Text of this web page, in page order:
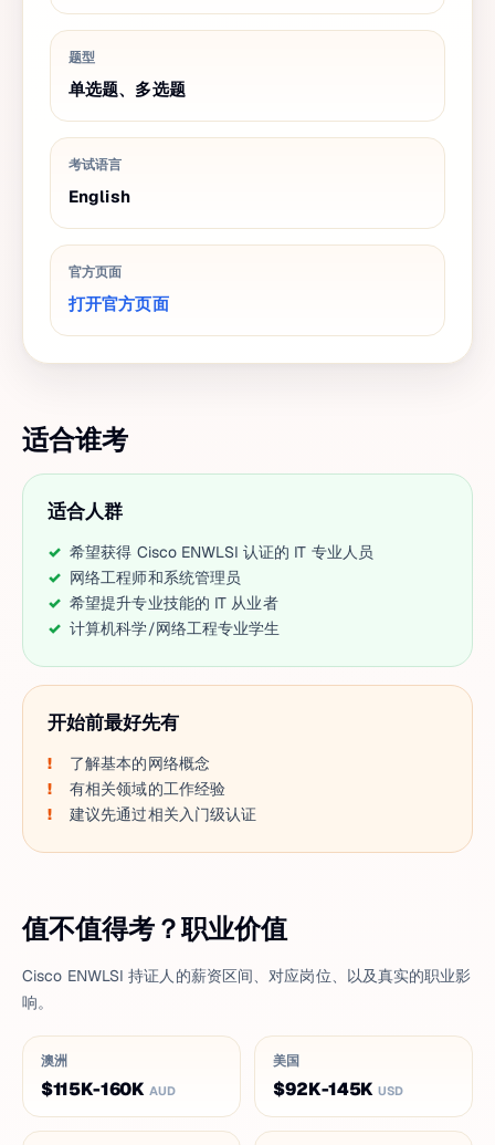
题型
单选题、多选题
考试语言
English
官方页面
打开官方页面
适合谁考
适合人群
希望获得 Cisco ENWLSI 认证的 IT 专业人员
网络工程师和系统管理员
希望提升专业技能的 IT 从业者
计算机科学/网络工程专业学生
开始前最好先有
了解基本的网络概念
有相关领域的工作经验
建议先通过相关入门级认证
值不值得考？职业价值
Cisco ENWLSI 持证人的薪资区间、对应岗位、以及真实的职业影
响。
澳洲
$115K-160K AUD
美国
$92K-145K USD